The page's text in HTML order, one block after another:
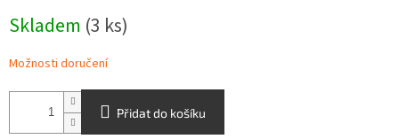
cena:
Skladem (3 ks)
Možnosti doručení
Přidat do košíku